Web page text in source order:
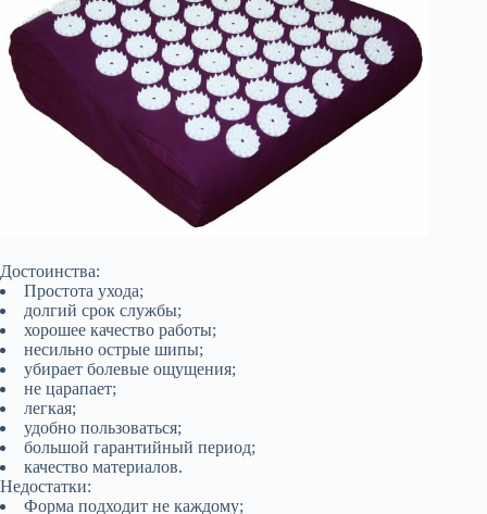
Достоинства:
Простота ухода;
долгий срок службы;
хорошее качество работы;
несильно острые шипы;
убирает болевые ощущения;
не царапает;
легкая;
удобно пользоваться;
большой гарантийный период;
качество материалов.
Недостатки:
Форма подходит не каждому;